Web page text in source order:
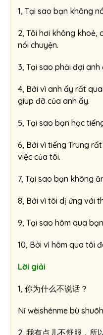
1, Tại sao bạn không
2, Tôi hơi không khoẻ,
nói chuyện.
3, Tại sao phải đợi anh
4, Bởi vì anh ấy rất
gíup đỡ của anh ấy.
5, Tại sao bạn học
6, Bởi vì tiếng Trung
việc của tôi.
7, Tại sao bạn không
8, Bởi vì tôi dị ứng với
9, Tại sao hôm qua
10, Bởi vì hôm qua tôi
Lời giải
1, 你为什么不说话？
Nǐ wèishénme bù
2, 我有点儿不舒服，所